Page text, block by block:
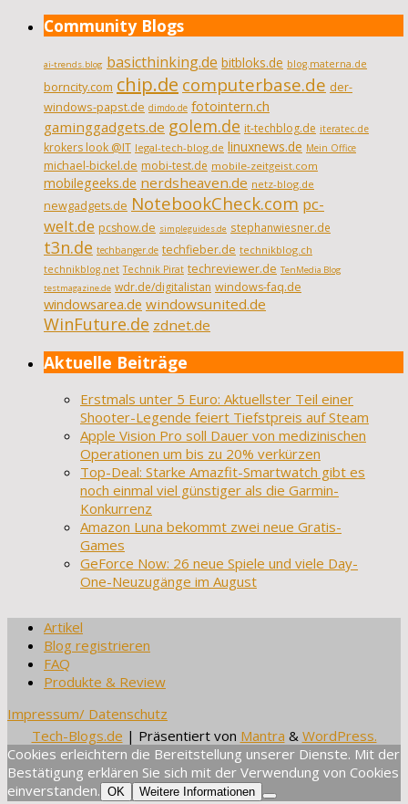
Community Blogs
ai-trends.blog basicthinking.de bitbloks.de blog.materna.de
borncity.com chip.de computerbase.de der-
windows-papst.de dimdo.de fotointern.ch
gaminggadgets.de golem.de it-techblog.de iteratec.de
krokers look @IT legal-tech-blog.de linuxnews.de Mein Office
michael-bickel.de mobi-test.de mobile-zeitgeist.com
mobilegeeks.de nerdsheaven.de netz-blog.de
newgadgets.de NotebookCheck.com pc-
welt.de pcshow.de simpleguides.de stephanwiesner.de
t3n.de techbanger.de techfieber.de technikblog.ch
technikblog.net Technik Pirat techreviewer.de TenMedia Blog
testmagazine.de wdr.de/digitalistan windows-faq.de
windowsarea.de windowsunited.de
WinFuture.de zdnet.de
Aktuelle Beiträge
Erstmals unter 5 Euro: Aktuellster Teil einer
Shooter-Legende feiert Tiefstpreis auf Steam
Apple Vision Pro soll Dauer von medizinischen
Operationen um bis zu 20% verkürzen
Top-Deal: Starke Amazfit-Smartwatch gibt es
noch einmal viel günstiger als die Garmin-
Konkurrenz
Amazon Luna bekommt zwei neue Gratis-
Games
GeForce Now: 26 neue Spiele und viele Day-
One-Neuzugänge im August
Artikel
Blog registrieren
FAQ
Produkte & Review
Impressum/ Datenschutz
Tech-Blogs.de | Präsentiert von Mantra & WordPress.
Cookies erleichtern die Bereitstellung unserer Dienste. Mit der
Bestätigung erklären Sie sich mit der Verwendung von Cookies
einverstanden. OK Weitere Informationen